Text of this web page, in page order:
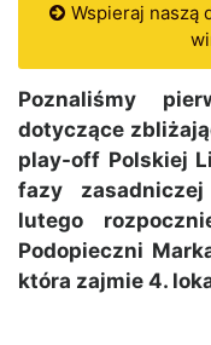
Wspieraj naszą
Poznaliśmy
dotyczące
play-off Polskiej
fazy
lutego
Podopieczni
która zajmie 4.